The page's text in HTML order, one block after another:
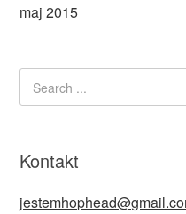
maj 2015
Kontakt